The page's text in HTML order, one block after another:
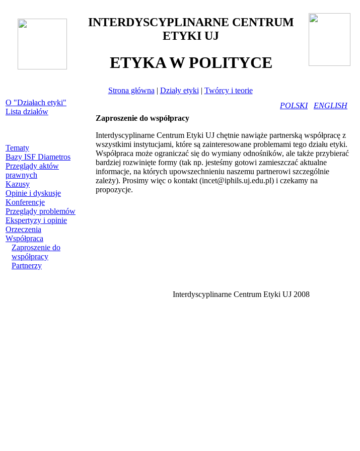
INTERDYSCYPLINARNE CENTRUM
ETYKI UJ
ETYKA W POLITYCE
Strona główna | Działy etyki | Twórcy i teorie
O "Działach etyki"
Lista działów
Tematy
Bazy ISF Diametros
Przeglądy aktów
prawnych
Kazusy
Opinie i dyskusje
Konferencje
Przeglądy problemów
Ekspertyzy i opinie
Orzeczenia
Współpraca
Zaproszenie do
współpracy
Partnerzy
POLSKI
ENGLISH
Zaproszenie do współpracy
Interdyscyplinarne Centrum Etyki UJ chętnie nawiąże partnerską współpracę z
wszystkimi instytucjami, które są zainteresowane problemami tego działu etyki.
Współpraca może ograniczać się do wymiany odnośników, ale także przybierać
bardziej rozwinięte formy (tak np. jesteśmy gotowi zamieszczać aktualne
informacje, na których upowszechnieniu naszemu partnerowi szczególnie
zależy). Prosimy więc o kontakt (incet@iphils.uj.edu.pl) i czekamy na
propozycje.
Interdyscyplinarne Centrum Etyki UJ 2008